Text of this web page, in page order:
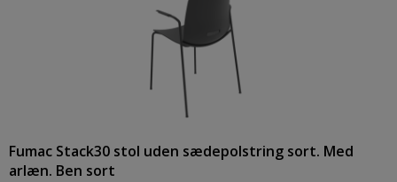
Fumac Stack30 stol uden sædepolstring sort. Med
arlæn. Ben sort